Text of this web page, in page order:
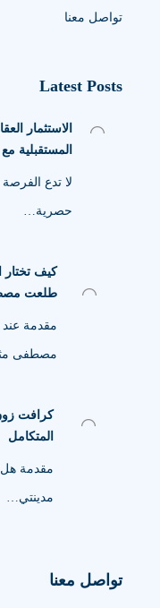
تواصل معنا
Latest Posts
المستقبلية
لا تدع
حصرية…
كيف تختار
طلعت
مقدمة
مصطفى
كرافت
المتكامل
مقدمة
مدينتي…
تواصل معنا